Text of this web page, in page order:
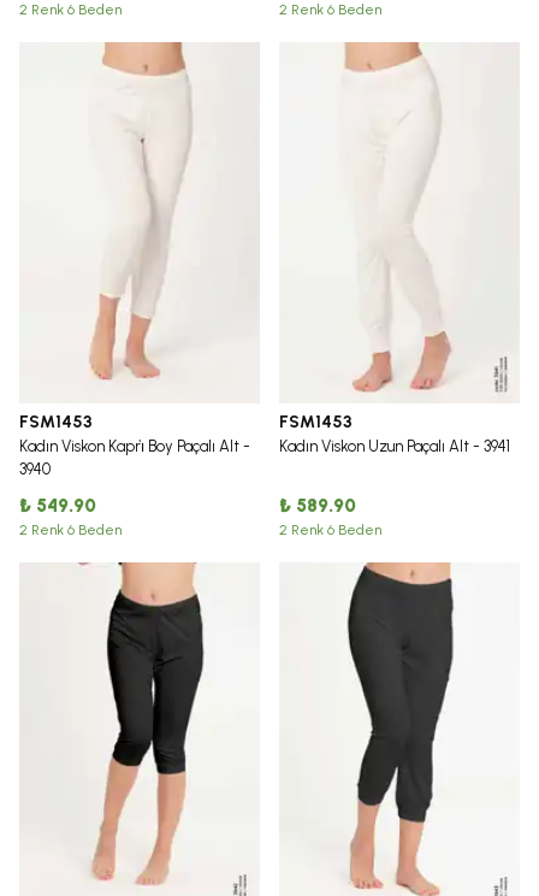
2 Renk 6 Beden 2 Renk 6 Beden
FSM1453
Kadın Viskon Kapri̇ Boy Paçalı Alt -
3940
₺ 549.90
2 Renk 6 Beden
FSM1453
Kadın Viskon Uzun Paçalı Alt - 3941
₺ 589.90
2 Renk 6 Beden